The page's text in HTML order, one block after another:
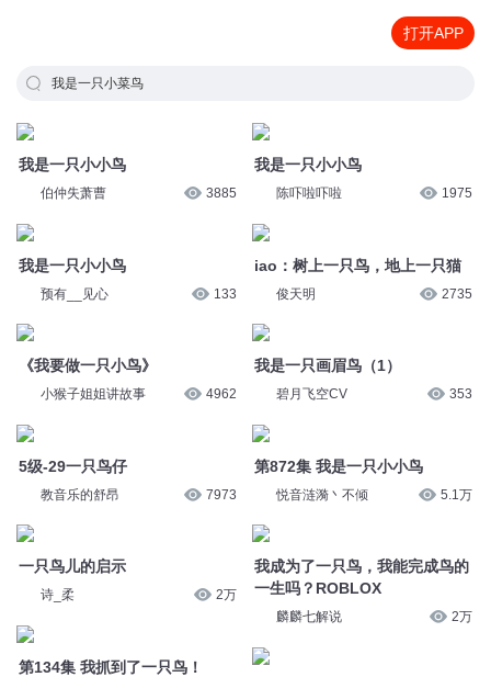
打开APP
我是一只小菜鸟
我是一只小小鸟
伯仲失萧曹 3885
我是一只小小鸟
预有__见心 133
《我要做一只小鸟》
小猴子姐姐讲故事 4962
5级-29一只鸟仔
教音乐的舒昂 7973
一只鸟儿的启示
诗_柔 2万
第134集 我抓到了一只鸟！
我是一只小小鸟
陈吓啦吓啦 1975
iao：树上一只鸟，地上一只猫
俊天明 2735
我是一只画眉鸟（1）
碧月飞空CV 353
第872集 我是一只小小鸟
悦音涟漪丶不倾 5.1万
我成为了一只鸟，我能完成鸟的
一生吗？ROBLOX
麟麟七解说 2万